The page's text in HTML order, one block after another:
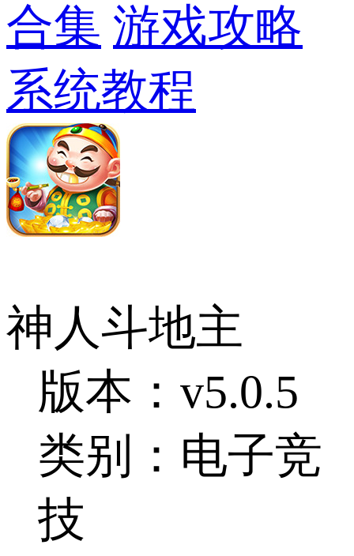
合集 游戏攻略
系统教程
神人斗地主
版本：v5.0.5
类别：电子竞
技